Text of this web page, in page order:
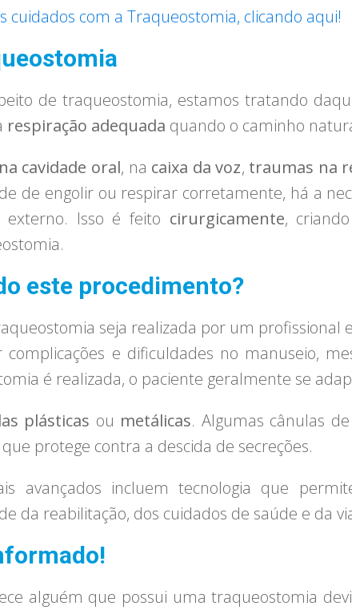
cuidados com a Traqueostomia, clicando aqui!
de traqueostomia, estamos tratando
respiração adequada quando o caminho
cavidade oral, na caixa da voz, traumas na
de engolir ou respirar corretamente, há a
Isso é feito cirurgicamente,
este procedimento?
seja realizada por um profissional
e dificuldades no manuseio,
é realizada, o paciente geralmente se
plásticas ou metálicas. Algumas cânulas
que protege contra a descida de secreções.
avançados incluem tecnologia que
da reabilitação, dos cuidados de saúde e da
alguém que possui uma traqueostomia